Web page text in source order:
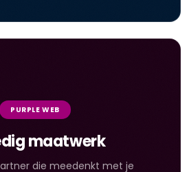
PURPLE WEB
maatwerk
die meedenkt met je